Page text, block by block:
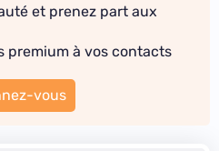
et prenez part aux
premium à vos contacts
vous